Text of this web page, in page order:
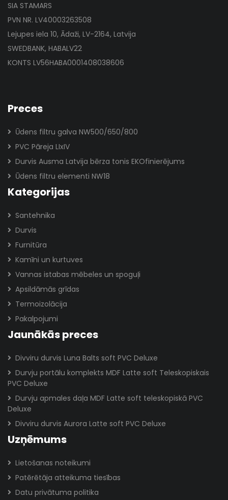
SIA STAMARS
PVN NR. LV40003263508
Lejupes iela 10, Ādaži, LV-2164, Latvija
SWEDBANK, HABALV22
KONTS LV56HABA0001408038606
Preces
Ūdens filtru galva NW500/650/800
PVC Pāreja LIxIV
Durvis Ausma Latvija bērza tonis EKOfinierējums
Ūdens filtru elementi NW18
Kategorijas
Santehnika
Durvis
Furnitūra
Kamīni un kurtuves
Vannas istabas mēbeles un spoguļi
Apsildāmās grīdas
Termoizolācija
Pakalpojumi
Jaunākās preces
Divviru durvis Luna Balts soft PVC Deluxe
Durvju portālu komplekts MDF Latte soft Teleskopiskais
PVC Deluxe
Durvju apmales daļa MDF Latte soft teleskopiskā PVC
Deluxe
Divviru durvis Aurora Latte soft PVC Deluxe
Uzņēmums
Lietošanas noteikumi
Patērētāja atteikuma tiesības
Datu privātuma politika